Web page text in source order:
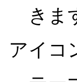
きま
アイコ